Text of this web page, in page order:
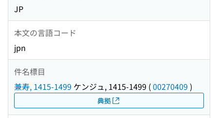
JP
本文の言語コード
jpn
件名標目
兼寿, 1415-1499 ケンジュ, 1415-1499 (00270409 )
典拠